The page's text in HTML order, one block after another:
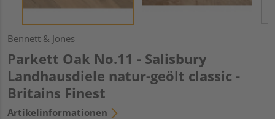
Bennett & Jones
Parkett Oak No.11 - Salisbury
Landhausdiele natur-geölt classic -
Britains Finest
Artikelinformationen